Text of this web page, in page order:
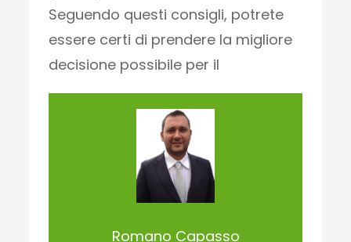
Seguendo questi consigli, potrete
essere certi di prendere la migliore
decisione possibile per il
Romano Capasso